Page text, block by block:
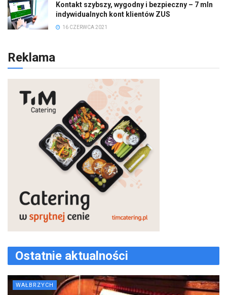
Kontakt szybszy, wygodny i bezpieczny – 7 mln
indywidualnych kont klientów ZUS
16 CZERWCA 2021
Reklama
Ostatnie aktualności
WAŁBRZYCH